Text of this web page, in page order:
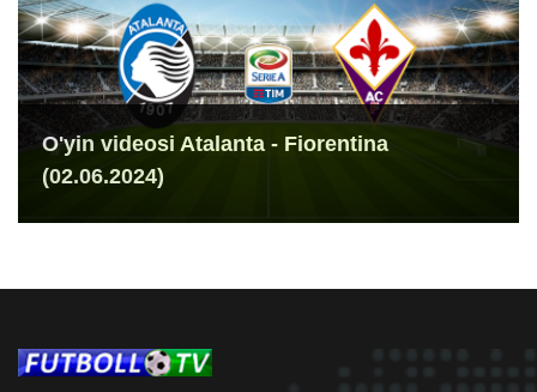
O'yin videosi Atalanta - Fiorentina
(02.06.2024)